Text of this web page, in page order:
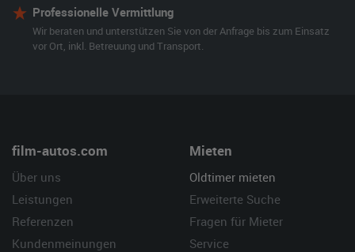
Professionelle Vermittlung
Wir beraten und unterstützen Sie von der Anfrage bis zum Einsatz
vor Ort, inkl. Betreuung und Transport.
film-autos.com
Über uns
Leistungen
Referenzen
Kundenmeinungen
Mieten
Oldtimer mieten
Erweiterte Suche
Fragen für Mieter
Service